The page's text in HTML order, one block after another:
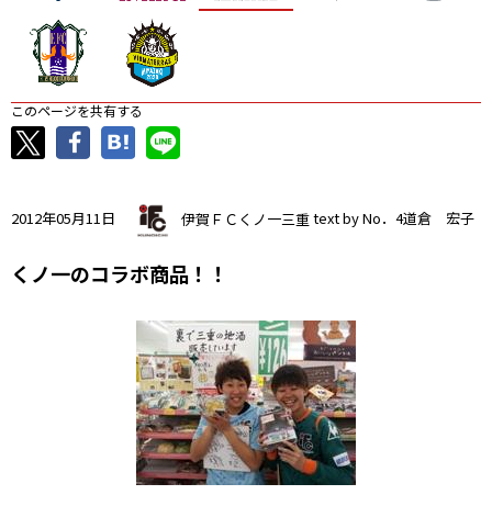
このページを共有する
2012年05月11日 伊賀ＦＣくノ一三重text by No．4道倉 宏子
くノ一のコラボ商品！！